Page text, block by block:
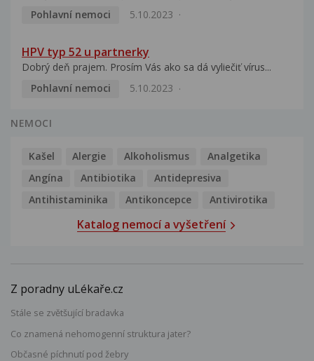
Pohlavní nemoci
5.10.2023
HPV typ 52 u partnerky
Dobrý deň prajem. Prosím Vás ako sa dá vyliečiť vírus...
Pohlavní nemoci
5.10.2023
NEMOCI
Kašel Alergie Alkoholismus
Analgetika
Angína
Antibiotika
Antidepresiva
Antihistaminika
Antikoncepce Antivirotika
Katalog nemocí a vyšetření
Z poradny uLékaře.cz
Stále se zvětšující bradavka
Co znamená nehomogenní struktura jater?
Občasné píchnutí pod žebry